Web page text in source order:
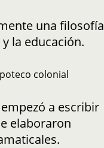
una filosofía
la educación.
colonial
a escribir
elaboraron